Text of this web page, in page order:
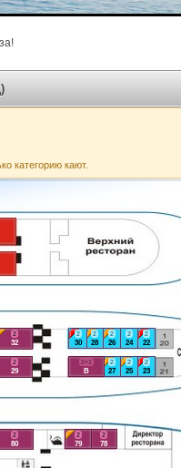
категорию кают.
2
22
2
23
2
24
2
25
2
26
2
27
2
28
2
29
2
30
2
32
2
78
2
79
2
80
2+1
В